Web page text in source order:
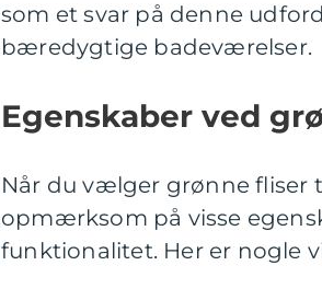
som et svar på denne
bæredygtige badeværelser.
Egenskaber ved
Når du vælger grønne
opmærksom på visse
funktionalitet. Her er nogle